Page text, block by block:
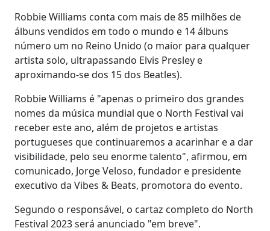
Robbie Williams conta com mais de 85 milhões de
álbuns vendidos em todo o mundo e 14 álbuns
número um no Reino Unido (o maior para qualquer
artista solo, ultrapassando Elvis Presley e
aproximando-se dos 15 dos Beatles).
Robbie Williams é "apenas o primeiro dos grandes
nomes da música mundial que o North Festival vai
receber este ano, além de projetos e artistas
portugueses que continuaremos a acarinhar e a dar
visibilidade, pelo seu enorme talento", afirmou, em
comunicado, Jorge Veloso, fundador e presidente
executivo da Vibes & Beats, promotora do evento.
Segundo o responsável, o cartaz completo do North
Festival 2023 será anunciado "em breve".